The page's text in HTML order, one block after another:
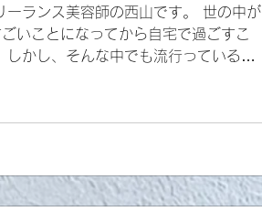
ーランス美容師の西山です。 世の中が
いことになってから自宅で過ごすこ
しかし、そんな中でも流行っている日